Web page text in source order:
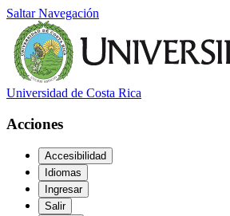
Saltar Navegación
Universidad de Costa Rica
Acciones
Accesibilidad
Idiomas
Ingresar
Salir